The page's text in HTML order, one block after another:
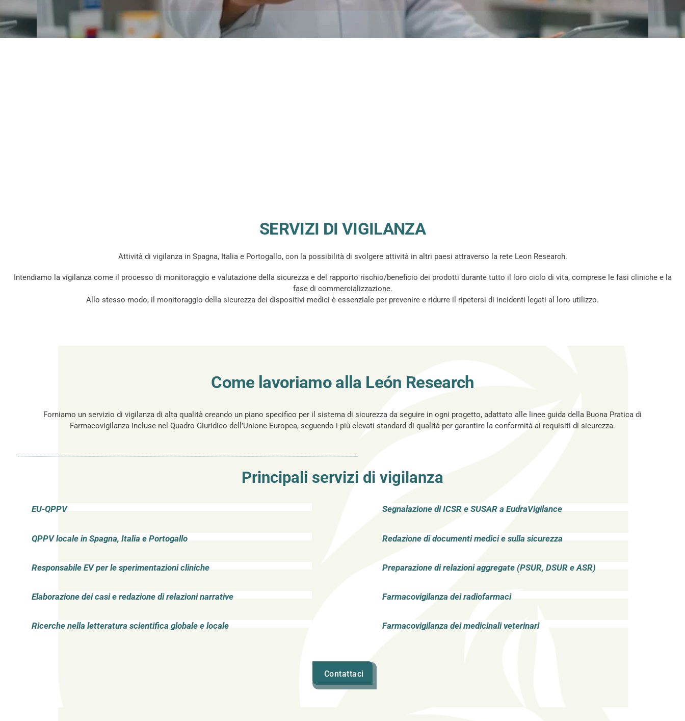
SERVIZI DI VIGILANZA
Attività di vigilanza in Spagna, Italia e Portogallo, con la possibilità di svolgere attività in altri paesi attraverso la rete Leon Research.
Intendiamo la vigilanza come il processo di monitoraggio e valutazione della sicurezza e del rapporto rischio/beneficio dei prodotti durante tutto il loro ciclo di vita, comprese le fasi cliniche e la
fase di commercializzazione.
Allo stesso modo, il monitoraggio della sicurezza dei dispositivi medici è essenziale per prevenire e ridurre il ripetersi di incidenti legati al loro utilizzo.
Come lavoriamo alla León Research
Forniamo un servizio di vigilanza di alta qualità creando un piano specifico per il sistema di sicurezza da seguire in ogni progetto, adattato alle linee guida della Buona Pratica di
Farmacovigilanza incluse nel Quadro Giuridico dell’Unione Europea, seguendo i più elevati standard di qualità per garantire la conformità ai requisiti di sicurezza.
Principali servizi di vigilanza
EU-QPPV
QPPV locale in Spagna, Italia e Portogallo
Responsabile EV per le sperimentazioni cliniche
Elaborazione dei casi e redazione di relazioni narrative
Ricerche nella letteratura scientifica globale e locale
Segnalazione di ICSR e SUSAR a EudraVigilance
Redazione di documenti medici e sulla sicurezza
Preparazione di relazioni aggregate (PSUR, DSUR e ASR)
Farmacovigilanza dei radiofarmaci
Farmacovigilanza dei medicinali veterinari
Contattaci